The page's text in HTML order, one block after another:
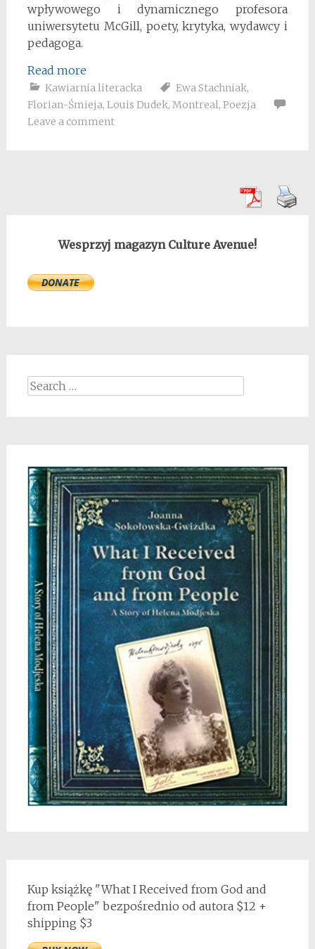
wpływowego i dynamicznego profesora
uniwersytetu McGill, poety, krytyka, wydawcy i
pedagoga.
Read more
Kawiarnia literacka Ewa Stachniak,
Florian-Śmieja, Louis Dudek, Montreal, Poezja
Leave a comment
Wesprzyj magazyn Culture Avenue!
Search
for:
Kup książkę "What I Received from God and
from People" bezpośrednio od autora $12 +
shipping $3